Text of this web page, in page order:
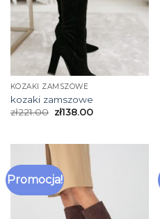
KOZAKI ZAMSZOWE
kozaki zamszowe
zł221.00 zł138.00
Promocja!